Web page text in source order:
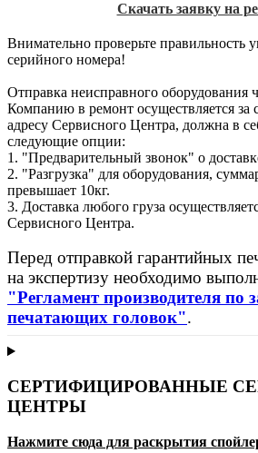
Скачать заявку на
Внимательно проверьте правильность
серийного номера!
Отправка неисправного оборудования
Компанию в ремонт осуществляется за
адресу Сервисного Центра, должна в
следующие опции:
1. "Предварительный звонок" о
2. "Разгрузка" для оборудования,
превышает 10кг.
3. Доставка любого груза
Сервисного Центра.
Перед отправкой гарантийных
на экспертизу необходимо
"Регламент производителя по
печатающих головок".
СЕРТИФИЦИРОВАННЫЕ
ЦЕНТРЫ
Нажмите сюда для раскрытия